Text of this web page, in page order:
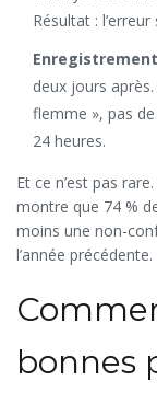
Résultat :
deux jours après.
flemme », pas
24 heures.
Et ce n’est pas
montre que 74 %
moins une non-
l’année
bonnes